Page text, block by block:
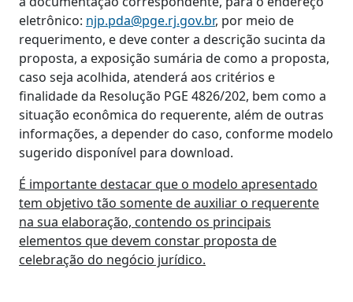
eletrônico: njp.pda@pge.rj.gov.br, por meio de
requerimento, e deve conter a descrição sucinta da
proposta, a exposição sumária de como a proposta,
caso seja acolhida, atenderá aos critérios e
finalidade da Resolução PGE 4826/202, bem como a
situação econômica do requerente, além de outras
informações, a depender do caso, conforme modelo
sugerido disponível para download.
É importante destacar que o modelo apresentado
tem objetivo tão somente de auxiliar o requerente
na sua elaboração, contendo os principais
elementos que devem constar proposta de
celebração do negócio jurídico.